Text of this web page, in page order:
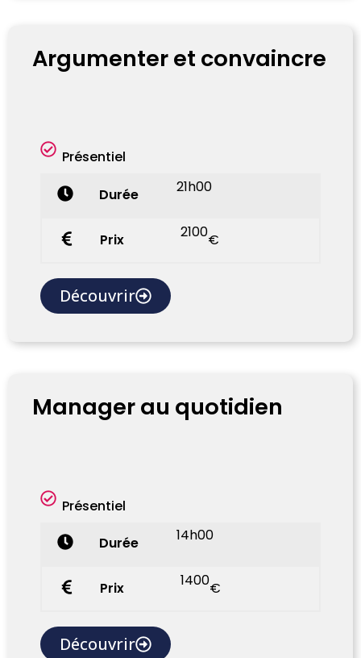
Argumenter et convaincre
Présentiel
Durée 21h00
Prix 2100€
Découvrir
Manager au quotidien
Présentiel
Durée 14h00
Prix 1400€
Découvrir